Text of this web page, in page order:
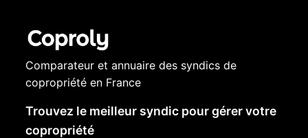
Comparateur et annuaire des syndics de
copropriété en France
Trouvez le meilleur syndic pour gérer votre
copropriété